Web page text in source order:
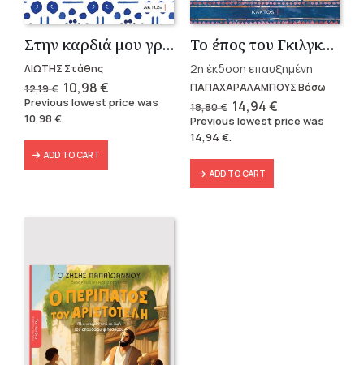
Στην καρδιά μου γράφει Ελλάδα
ΛΙΩΤΗΣ Στάθης
12,19€ Original
price
was:
12,19 €.
10,98€Current
price
is:
Previous lowest price was
10,98 €.
ADD TO CART
Το έπος του Γκιλγκαμές
2η έκδοση επαυξημένη
ΠΑΠΑΧΑΡΑΛΑΜΠΟΥΣ Βάσω
18,80€ Original
price
was:
18,80 €.
14,94€Current
price
is:
Previous lowest price was
14,94 €.
ADD TO CART